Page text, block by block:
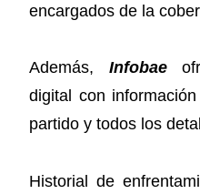
encargados de la
Además, Infobae
digital con
partido y todos los
Historial de